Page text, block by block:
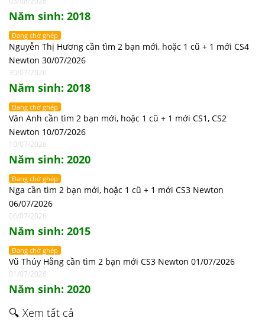
Năm sinh: 2018
Đang chờ ghép
Nguyễn Thị Hương cần tìm 2 bạn mới, hoặc 1 cũ + 1 mới CS4
Newton 30/07/2026
30/07/2026
Năm sinh: 2018
Đang chờ ghép
Vân Anh cần tìm 2 bạn mới, hoặc 1 cũ + 1 mới CS1, CS2
Newton 10/07/2026
10/07/2026
Năm sinh: 2020
Đang chờ ghép
Nga cần tìm 2 bạn mới, hoặc 1 cũ + 1 mới CS3 Newton
06/07/2026
06/07/2026
Năm sinh: 2015
Đang chờ ghép
Vũ Thúy Hằng cần tìm 2 bạn mới CS3 Newton 01/07/2026
01/07/2026
Năm sinh: 2020
🔍 Xem tất cả